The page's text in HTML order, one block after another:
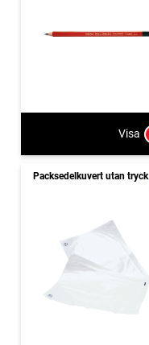
Visa
Packsedelkuvert utan tryck